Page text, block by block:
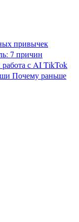
привычек
7 причин
с AITikTok
Почему раньше